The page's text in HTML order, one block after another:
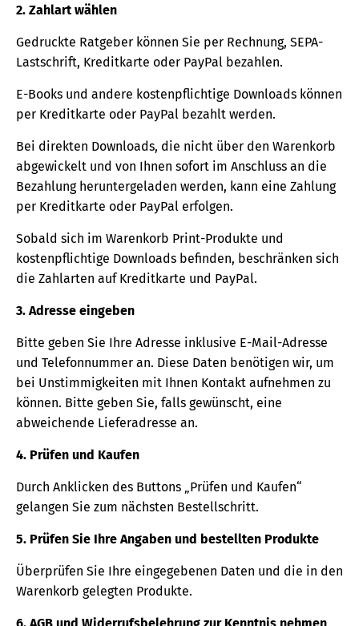
2. Zahlart wählen
Gedruckte Ratgeber können Sie per Rechnung, SEPA-
Lastschrift, Kreditkarte oder PayPal bezahlen.
E-Books und andere kostenpflichtige Downloads können
per Kreditkarte oder PayPal bezahlt werden.
Bei direkten Downloads, die nicht über den Warenkorb
abgewickelt und von Ihnen sofort im Anschluss an die
Bezahlung heruntergeladen werden, kann eine Zahlung
per Kreditkarte oder PayPal erfolgen.
Sobald sich im Warenkorb Print-Produkte und
kostenpflichtige Downloads befinden, beschränken sich
die Zahlarten auf Kreditkarte und PayPal.
3. Adresse eingeben
Bitte geben Sie Ihre Adresse inklusive E-Mail-Adresse
und Telefonnummer an. Diese Daten benötigen wir, um
bei Unstimmigkeiten mit Ihnen Kontakt aufnehmen zu
können. Bitte geben Sie, falls gewünscht, eine
abweichende Lieferadresse an.
4. Prüfen und Kaufen
Durch Anklicken des Buttons „Prüfen und Kaufen“
gelangen Sie zum nächsten Bestellschritt.
5. Prüfen Sie Ihre Angaben und bestellten Produkte
Überprüfen Sie Ihre eingegebenen Daten und die in den
Warenkorb gelegten Produkte.